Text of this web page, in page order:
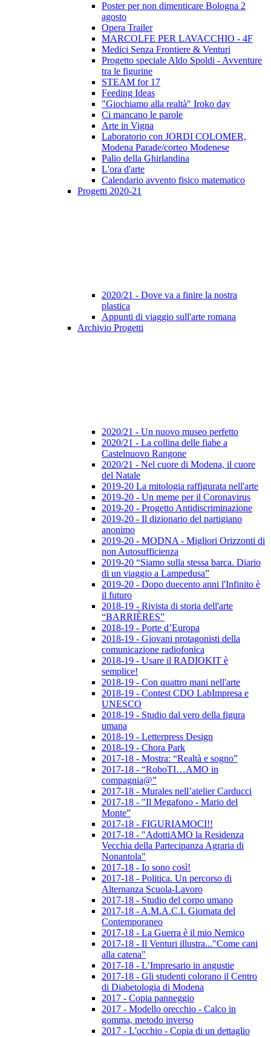
Poster per non dimenticare Bologna 2
agosto
Opera Trailer
MARCOLFE PER LAVACCHIO - 4F
Medici Senza Frontiere & Venturi
Progetto speciale Aldo Spoldi - Avventure
tra le figurine
STEAM for 17
Feeding Ideas
"Giochiamo alla realtà" Iroko day
Ci mancano le parole
Arte in Vigna
Laboratorio con JORDI COLOMER,
Modena Parade/corteo Modenese
Palio della Ghirlandina
L'ora d'arte
Calendario avvento fisico matematico
Progetti 2020-21
2020/21 - Dove va a finire la nostra
plastica
Appunti di viaggio sull'arte romana
Archivio Progetti
2020/21 - Un nuovo museo perfetto
2020/21 - La collina delle fiabe a
Castelnuovo Rangone
2020/21 - Nel cuore di Modena, il cuore
del Natale
2019-20 La mitologia raffigurata nell'arte
2019-20 - Un meme per il Coronavirus
2019-20 - Progetto Antidiscriminazione
2019-20 - Il dizionario del partigiano
anonimo
2019-20 - MODNA - Migliori Orizzonti di
non Autosufficienza
2019-20 “Siamo sulla stessa barca. Diario
di un viaggio a Lampedusa”
2019-20 - Dopo duecento anni l'Infinito è
il futuro
2018-19 - Rivista di storia dell'arte
“BARRIÈRES”
2018-19 - Porte d’Europa
2018-19 - Giovani protagonisti della
comunicazione radiofonica
2018-19 - Usare il RADIOKIT è
semplice!
2018-19 - Con quattro mani nell'arte
2018-19 - Contest CDO LabImpresa e
UNESCO
2018-19 - Studio dal vero della figura
umana
2018-19 - Letterpress Design
2018-19 - Chora Park
2017-18 - Mostra: “Realtà e sogno”
2017-18 - “RoboTI…AMO in
compagnia@”
2017-18 - Murales nell’atelier Carducci
2017-18 - "Il Megafono - Mario del
Monte”
2017-18 - FIGURIAMOCI!!
2017-18 - "AdottiAMO la Residenza
Vecchia della Partecipanza Agraria di
Nonantola"
2017-18 - Io sono così!
2017-18 - Politica. Un percorso di
Alternanza Scuola-Lavoro
2017-18 - Studio del corpo umano
2017-18 - A.M.A.C.I. Giornata del
Contemporaneo
2017-18 - La Guerra è il mio Nemico
2017-18 - Il Venturi illustra..."Come cani
alla catena"
2017-18 - L’Impresario in angustie
2017-18 - Gli studenti colorano il Centro
di Diabetologia di Modena
2017 - Copia panneggio
2017 - Modello orecchio - Calco in
gomma, metodo inverso
2017 - L'occhio - Copia di un dettaglio